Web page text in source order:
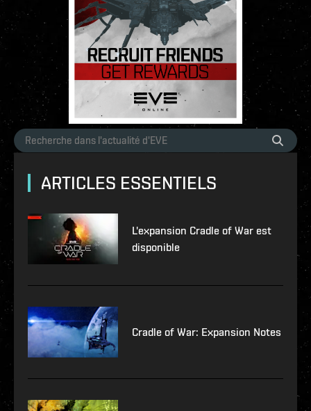
ARTICLES ESSENTIELS
L'expansion Cradle of War est
disponible
Cradle of War: Expansion Notes